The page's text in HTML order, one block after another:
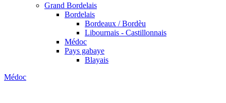
Grand Bordelais
Bordelais
Bordeaux / Bordèu
Libournais - Castillonnais
Médoc
Pays gabaye
Blayais
Médoc